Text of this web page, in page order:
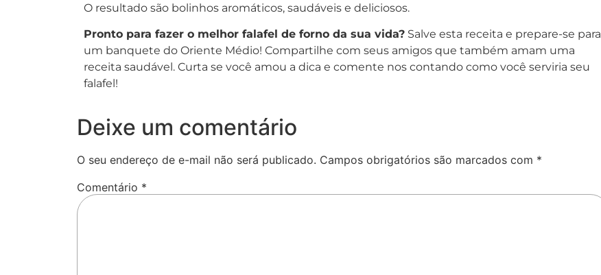
O resultado são bolinhos aromáticos, saudáveis e deliciosos.
Pronto para fazer o melhor falafel de forno da sua vida? Salve esta receita e prepare-se para
um banquete do Oriente Médio! Compartilhe com seus amigos que também amam uma
receita saudável. Curta se você amou a dica e comente nos contando como você serviria seu
falafel!
Deixe um comentário
O seu endereço de e-mail não será publicado. Campos obrigatórios são marcados com *
Comentário *